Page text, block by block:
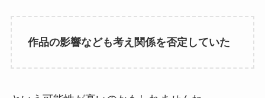
作品の影響なども考え関係を否定していた